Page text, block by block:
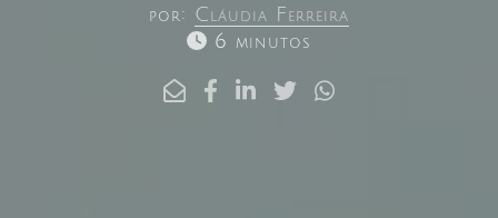
por: Cláudia Ferreira
6 minutos